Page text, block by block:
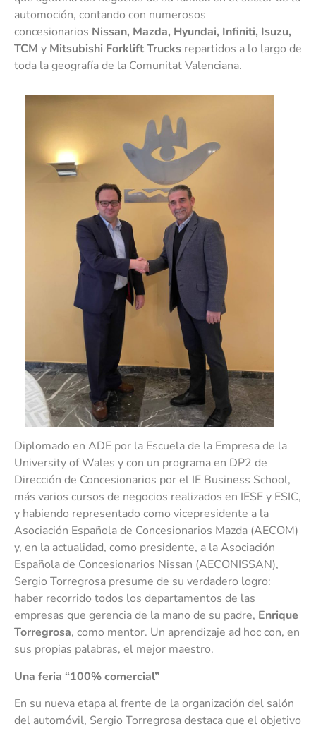
automoción, contando con numerosos
concesionarios Nissan, Mazda, Hyundai, Infiniti, Isuzu,
TCM y Mitsubishi Forklift Trucks repartidos a lo largo de
toda la geografía de la Comunitat Valenciana.
Diplomado en ADE por la Escuela de la Empresa de la
University of Wales y con un programa en DP2 de
Dirección de Concesionarios por el IE Business School,
más varios cursos de negocios realizados en IESE y ESIC,
y habiendo representado como vicepresidente a la
Asociación Española de Concesionarios Mazda (AECOM)
y, en la actualidad, como presidente, a la Asociación
Española de Concesionarios Nissan (AECONISSAN),
Sergio Torregrosa presume de su verdadero logro:
haber recorrido todos los departamentos de las
empresas que gerencia de la mano de su padre, Enrique
Torregrosa, como mentor. Un aprendizaje ad hoc con, en
sus propias palabras, el mejor maestro.
Una feria “100% comercial”
En su nueva etapa al frente de la organización del salón
del automóvil, Sergio Torregrosa destaca que el objetivo